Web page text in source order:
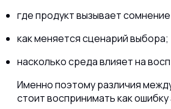
где продукт вызывает
как меняется сценарий выбора;
насколько среда влияет на
Именно поэтому различия
стоит воспринимать как ошибку